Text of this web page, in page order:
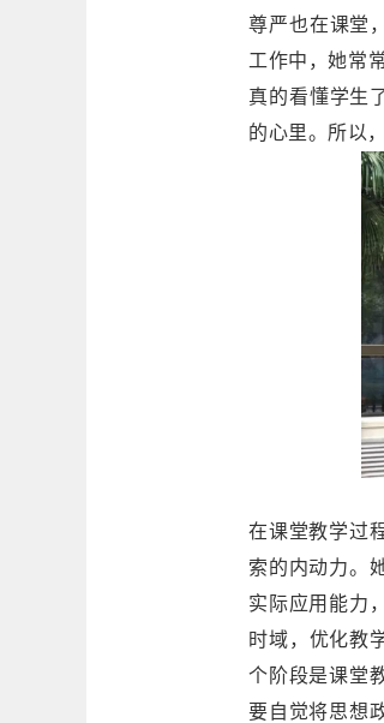
尊严也在课堂
工作中，她常
真的看懂学生
的心里。所以
在课堂教学过
索的内动力。
实际应用能力
时域，优化教
个阶段是课堂
要自觉将思想